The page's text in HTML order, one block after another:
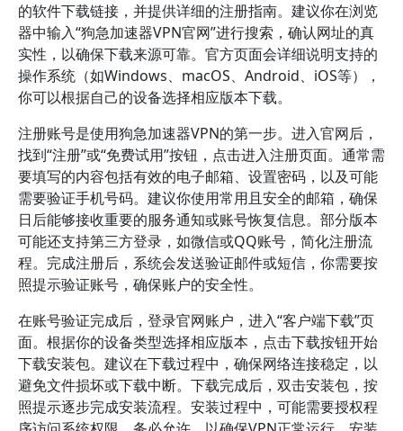
的软件下载链接，并提供详细的注册指南。建议你在浏览
器中输入“狗急加速器VPN官网”进行搜索，确认网址的真
实性，以确保下载来源可靠。官方页面会详细说明支持的
操作系统（如Windows、macOS、Android、iOS等），
你可以根据自己的设备选择相应版本下载。
注册账号是使用狗急加速器VPN的第一步。进入官网后，
找到“注册”或“免费试用”按钮，点击进入注册页面。通常需
要填写的内容包括有效的电子邮箱、设置密码，以及可能
需要验证手机号码。建议你使用常用且安全的邮箱，确保
日后能够接收重要的服务通知或账号恢复信息。部分版本
可能还支持第三方登录，如微信或QQ账号，简化注册流
程。完成注册后，系统会发送验证邮件或短信，你需要按
照提示验证账号，确保账户的安全性。
在账号验证完成后，登录官网账户，进入“客户端下载”页
面。根据你的设备类型选择相应版本，点击下载按钮开始
下载安装包。建议在下载过程中，确保网络连接稳定，以
避免文件损坏或下载中断。下载完成后，双击安装包，按
照提示逐步完成安装流程。安装过程中，可能需要授权程